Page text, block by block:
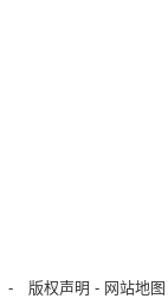
- 版权声明 - 网站地图